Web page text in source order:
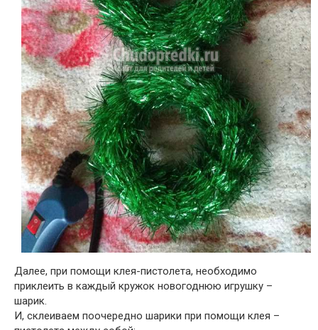
Далее, при помощи клея-пистолета, необходимо
приклеить в каждый кружок новогоднюю игрушку –
шарик.
И, склеиваем поочередно шарики при помощи клея –